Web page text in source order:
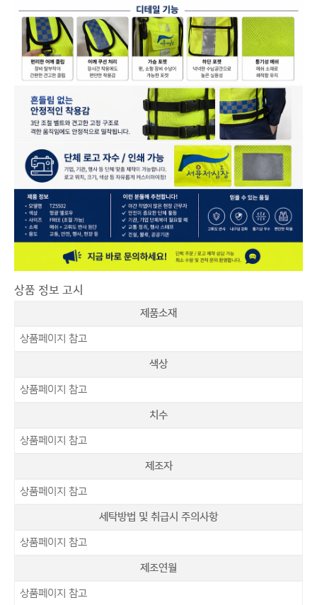
상품 정보 고시
제품소재
상품페이지 참고
색상
상품페이지 참고
치수
상품페이지 참고
제조자
상품페이지 참고
세탁방법 및 취급시 주의사항
상품페이지 참고
제조연월
상품페이지 참고